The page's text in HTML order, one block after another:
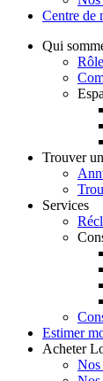
Centre de
Qui
Rôle
Trouver
Services
Estimer
Acheter
Nos